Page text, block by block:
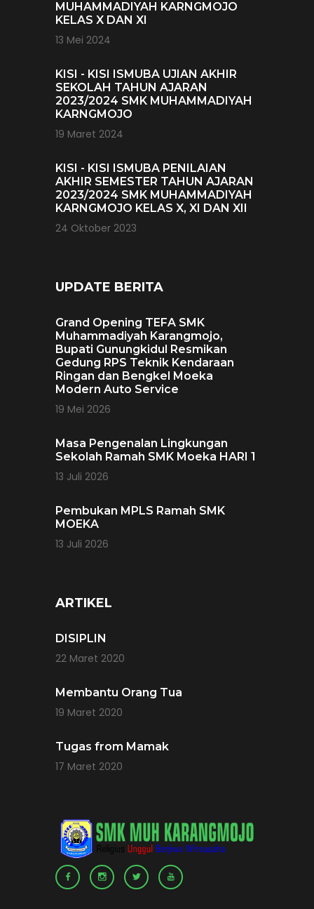
MUHAMMADIYAH KARNGMOJO
KELAS X DAN XI
13 Mei 2024
KISI - KISI ISMUBA UJIAN AKHIR
SEKOLAH TAHUN AJARAN
2023/2024 SMK MUHAMMADIYAH
KARNGMOJO
19 Maret 2024
KISI - KISI ISMUBA PENILAIAN
AKHIR SEMESTER TAHUN AJARAN
2023/2024 SMK MUHAMMADIYAH
KARNGMOJO KELAS X, XI DAN XII
24 Oktober 2023
UPDATE BERITA
Grand Opening TEFA SMK
Muhammadiyah Karangmojo,
Bupati Gunungkidul Resmikan
Gedung RPS Teknik Kendaraan
Ringan dan Bengkel Moeka
Modern Auto Service
19 Mei 2026
Masa Pengenalan Lingkungan
Sekolah Ramah SMK Moeka HARI 1
13 Juli 2026
Pembukan MPLS Ramah SMK
MOEKA
13 Juli 2026
ARTIKEL
DISIPLIN
22 Maret 2020
Membantu Orang Tua
19 Maret 2020
Tugas from Mamak
17 Maret 2020